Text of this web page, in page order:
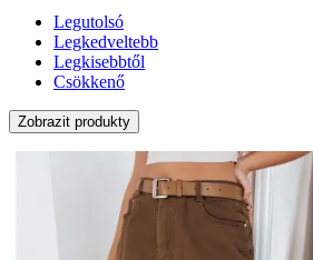
Legutolsó
Legkedveltebb
Legkisebbtől
Csökkenő
Zobrazit produkty